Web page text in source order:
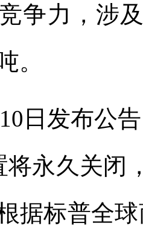
争力，涉
。
10 日发布公
将永久关闭
据标普全